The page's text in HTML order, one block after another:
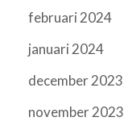
februari 2024
januari 2024
december 2023
november 2023